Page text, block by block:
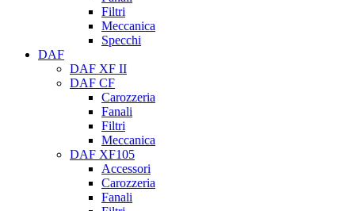
Filtri
Meccanica
Specchi
DAF
DAF XF II
DAF CF
Carozzeria
Fanali
Filtri
Meccanica
DAF XF105
Accessori
Carozzeria
Fanali